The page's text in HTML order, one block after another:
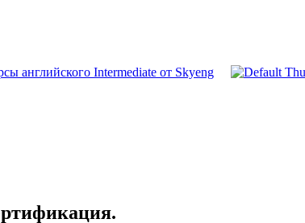
английского Intermediate от Skyeng